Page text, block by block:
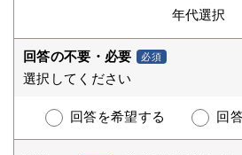
回答の不要・必要 必須
選択してください
回答を希望する 回